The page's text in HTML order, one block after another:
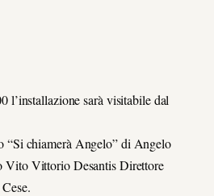
l’installazione sarà visitabile dal
“Si chiamerà Angelo” di Angelo
Vito Vittorio Desantis Direttore